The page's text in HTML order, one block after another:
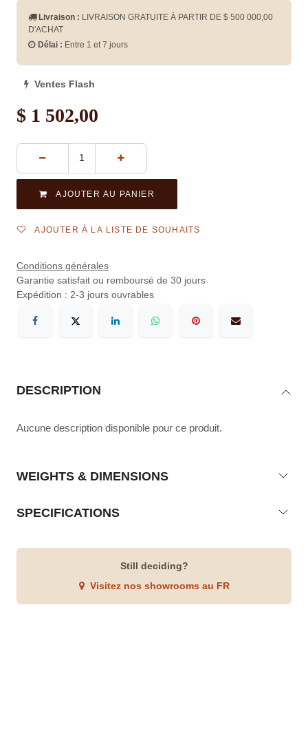
Livraison : LIVRAISON GRATUITE À PARTIR DE $ 500 000,00
D'ACHAT
Délai : Entre 1 et 7 jours
Ventes Flash
$ 1 502,00
AJOUTER AU PANIER
AJOUTER À LA LISTE DE SOUHAITS
Conditions générales
Garantie satisfait ou remboursé de 30 jours
Expédition : 2-3 jours ouvrables
DESCRIPTION
Aucune description disponible pour ce produit.
WEIGHTS & DIMENSIONS
SPECIFICATIONS
Still deciding?
Visitez nos showrooms au FR